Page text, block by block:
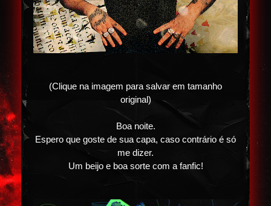
(Clique na imagem para salvar em tamanho
original)
Boa noite.
Espero que goste de sua capa, caso contrário é só
me dizer.
Um beijo e boa sorte com a fanfic!